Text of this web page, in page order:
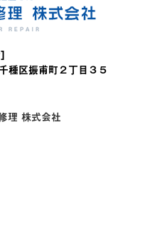
種区振甫町２丁目３５
理 株式会社